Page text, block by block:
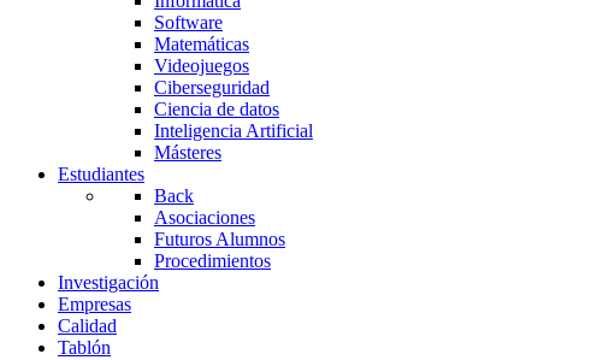
Software
Matemáticas
Videojuegos
Ciberseguridad
Ciencia de datos
Inteligencia Artificial
Másteres
Estudiantes
Back
Asociaciones
Futuros Alumnos
Procedimientos
Investigación
Empresas
Calidad
Tablón